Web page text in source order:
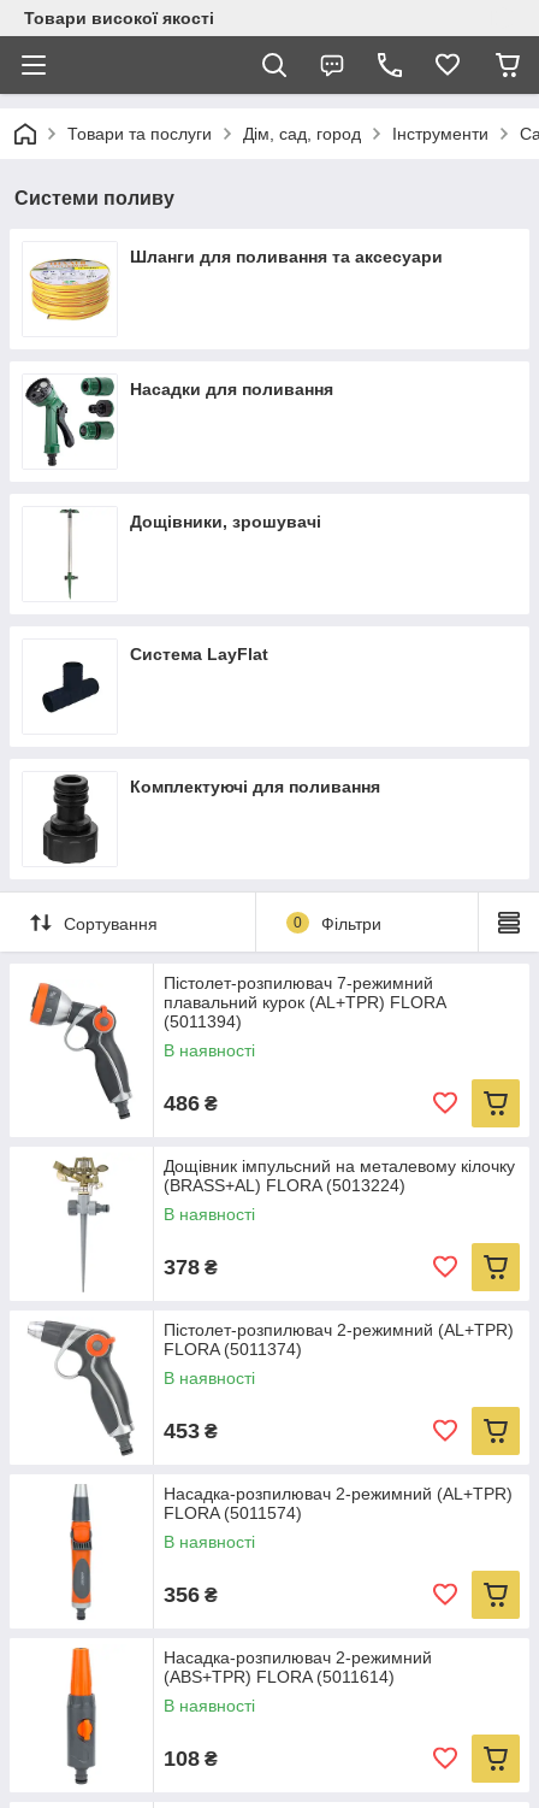
Товари високої якості
Товари та послуги Дім, сад, город Інструменти
Системи поливу
Шланги для поливання та аксесуари
Насадки для поливання
Дощівники, зрошувачі
Система LayFlat
Комплектуючі для поливання
Сортування 0 Фільтри
Пістолет-розпилювач 7-режимний
плавальний курок (AL+TPR) FLORA
(5011394)
В наявності
486 ₴
Дощівник імпульсний на металевому кілочку
(BRASS+AL) FLORA (5013224)
В наявності
378 ₴
Пістолет-розпилювач 2-режимний (AL+TPR)
FLORA (5011374)
В наявності
453 ₴
Насадка-розпилювач 2-режимний (AL+TPR)
FLORA (5011574)
В наявності
356 ₴
Насадка-розпилювач 2-режимний
(ABS+TPR) FLORA (5011614)
В наявності
108 ₴